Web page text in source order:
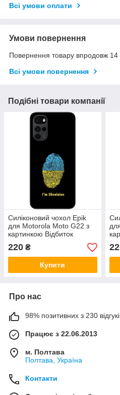
Всі умови оплати
Умови повернення
Повернення товару впродовж 14
Всі умови повернення
Подібні товари компанії
Силіконовий чохол Epik
для Motorola Moto G22 з
картинкою Відбиток
220 ₴
Купити
Про нас
98% позитивних з 230
Працює з 22.06.2013
м. Полтава
Полтава, Україна
Контакти